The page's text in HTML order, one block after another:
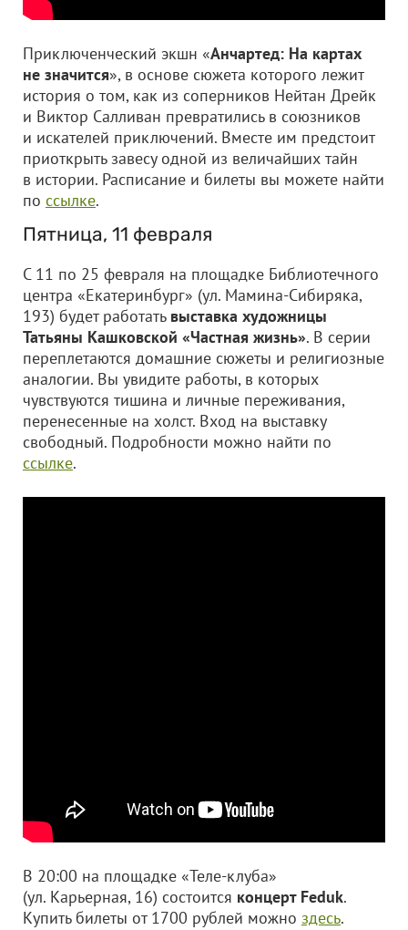
Приключенческий экшн «Анчартед: На картах
не значится», в основе сюжета которого лежит
история о том, как из соперников Нейтан Дрейк
и Виктор Салливан превратились в союзников
и искателей приключений. Вместе им предстоит
приоткрыть завесу одной из величайших тайн
в истории. Расписание и билеты вы можете найти
по ссылке.
Пятница, 11 февраля
С 11 по 25 февраля на площадке Библиотечного
центра «Екатеринбург» (ул. Мамина-Сибиряка,
193) будет работать выставка художницы
Татьяны Кашковской «Частная жизнь». В серии
переплетаются домашние сюжеты и религиозные
аналогии. Вы увидите работы, в которых
чувствуются тишина и личные переживания,
перенесенные на холст. Вход на выставку
свободный. Подробности можно найти по
ссылке.
В 20:00 на площадке «Теле-клуба»
(ул. Карьерная, 16) состоится концерт Feduk.
Купить билеты от 1700 рублей можно здесь.